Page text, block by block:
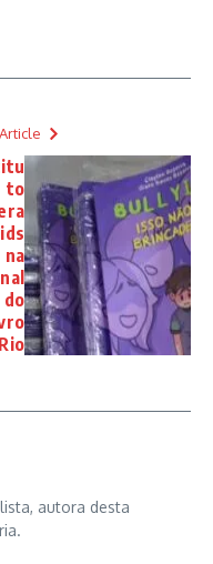
to
na
do
Rio
autora desta